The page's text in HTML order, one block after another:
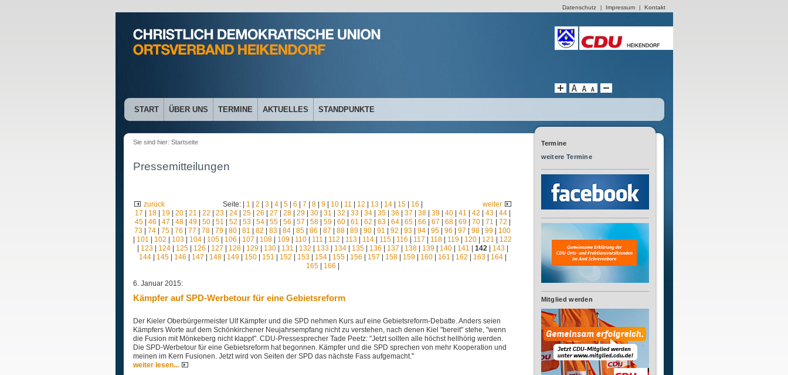
Datenschutz Impressum Kontakt
START ÜBER UNS TERMINE AKTUELLES STANDPUNKTE
Sie sind hier: Startseite
Pressemitteilungen
weiter
zurück Seite: | 1 2 3| 4| 5| 6 7 8| 9| 10| 11 12 13| 14| 15| 16
17
18| 19| 20| 21 22 23| 24| 25| 26 27 28| 29| 30| 31 32 33| 34| 35| 36 37 38| 39| 40| 41 42 43| 44|
45| 46 47 48| 49| 50| 51 52 53| 54| 55| 56 57 58| 59| 60| 61 62 63| 64| 65| 66 67 68| 69| 70| 71 72
73
74 75 76 77 78 79 80 81 82 83 84 85 86 87 88 89 90 91 92 93 94 95 96 97 98 99
100
101 102 103 104 105 106 107 108 109 110 111 112 113 114 115 116 117 118 119 120 121
122
123| 124| 125| 126 127 128| 129| 130| 131 132 133| 134| 135| 136 137 138| 139| 140| 141 142| 143|
144| 145| 146 147 148| 149| 150| 151 152 153| 154| 155| 156 157 158| 159| 160| 161 162 163| 164|
165| 166
6. Januar 2015:
Kämpfer auf SPD-Werbetour für eine Gebietsreform
Der Kieler Oberbürgermeister Ulf Kämpfer und die SPD nehmen Kurs auf eine Gebietsreform-Debatte. Anders seien
Kämpfers Worte auf dem Schönkirchener Neujahrsempfang nicht zu verstehen, nach denen Kiel "bereit" stehe, "wenn
die Fusion mit Mönkeberg nicht klappt". CDU-Pressesprecher Tade Peetz: "Jetzt sollten alle höchst hellhörig werden.
Die SPD-Werbetour für eine Gebietsreform hat begonnen. Kämpfer und die SPD sprechen von mehr Kooperation und
meinen im Kern Fusionen. Jetzt wird von Seiten der SPD das nächste Fass aufgemacht."
weiter lesen...
Termine
weitere Termine
Mitglied werden